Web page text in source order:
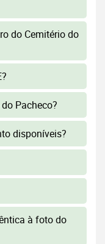
do Cemitério do
Pacheco?
disponíveis?
à foto do